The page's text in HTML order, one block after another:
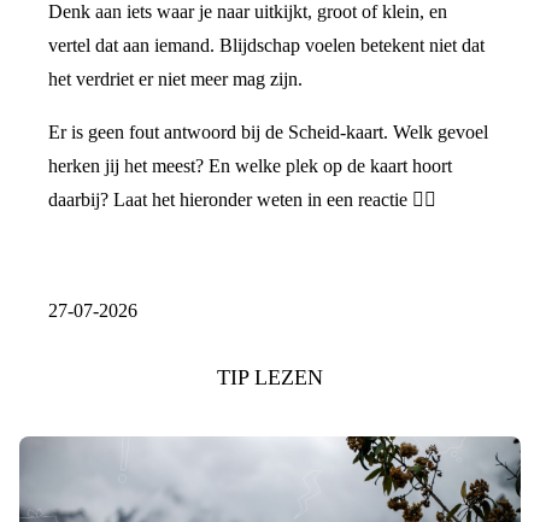
Denk aan iets waar je naar uitkijkt, groot of klein, en
vertel dat aan iemand. Blijdschap voelen betekent niet dat
het verdriet er niet meer mag zijn.
Er is geen fout antwoord bij de Scheid-kaart. Welk gevoel
herken jij het meest? En welke plek op de kaart hoort
daarbij? Laat het hieronder weten in een reactie 👇🏼
27-07-2026
TIP LEZEN